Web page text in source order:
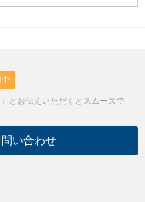
中
とお伝えいただくとスムーズで
い合わせ